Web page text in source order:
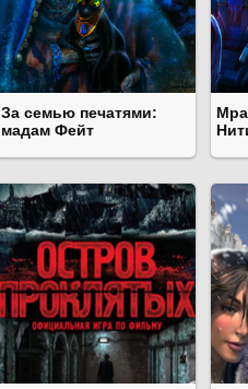
За семью печатями:
мадам Фейт